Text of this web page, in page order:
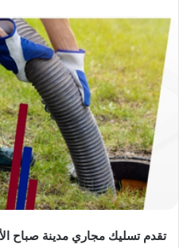
تقدم تسليك مجاري مدينة صباح